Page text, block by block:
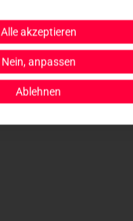
Alle akzeptieren
Nein, anpassen
Ablehnen